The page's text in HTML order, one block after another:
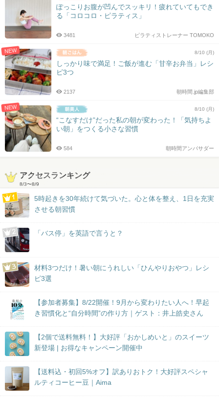
ぽっこりお腹が凹んでスッキリ！疲れていてもでき
る「コロコロ・ピラティス」
ピラティストレーナー TOMOKO
3481
NEW 8/10 (月)
しっかり味で満足！ご飯が進む「甘辛お弁当」レシ
ピ3つ
朝時間.jp編集部
2137
NEW 8/10 (月)
“こなすだけ”だった私の朝が変わった！「気持ちよ
い朝」をつくる小さな習慣
朝時間アンバサダー
584
アクセスランキング
8/3〜8/9
5時起きを30年続けて気づいた。心と体を整え、1日を充実
させる朝習慣
「バス停」を英語で言うと？
材料3つだけ！暑い朝にうれしい「ひんやりおやつ」レシ
ピ3選
【参加者募集】8/22開催！9月から変わりたい人へ！早起
き習慣化と“自分時間”の作り方｜ゲスト：井上皓史さん
【2個で送料無料！】大好評「おかしめいと」のスイーツ
新登場 | お得なキャンペーン開催中
【送料込・初回5%オフ】訳ありおトク！大好評スペシャ
ルティコーヒー豆｜Aima